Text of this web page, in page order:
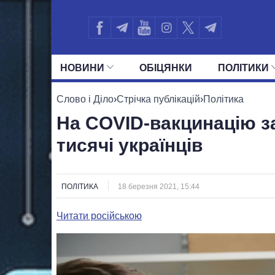
НОВИНИ ОБIЦЯНКИ ПОЛIТИКИ
УСІ ПОЛІТИКИ ПРЕЗИДЕНТ І ОФІС
Слово і Діло›Стрічка публікацій›Політика
На СOVID-вакцинацію
тисячі українців
ПОЛІТИКА 18 березня 2021, 15:44
Читати російською